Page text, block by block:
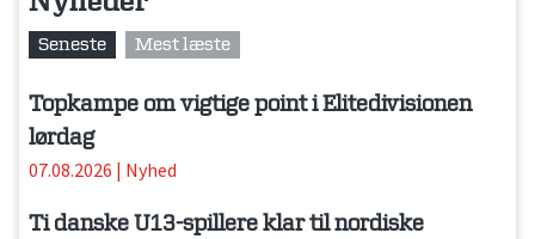
Seneste Mest læste
Topkampe om vigtige point i Elitedivisionen
lørdag
07.08.2026 | Nyhed
Ti danske U13-spillere klar til nordiske